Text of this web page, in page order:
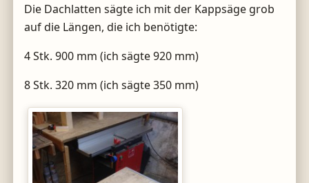
Die Dachlatten sägte ich mit der Kappsäge grob
auf die Längen, die ich benötigte:
4 Stk. 900 mm (ich sägte 920 mm)
8 Stk. 320 mm (ich sägte 350 mm)